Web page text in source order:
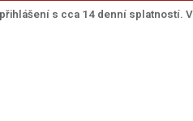
s cca 14 denní splatností.